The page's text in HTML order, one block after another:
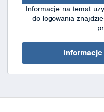
Informacje na temat
do logowania